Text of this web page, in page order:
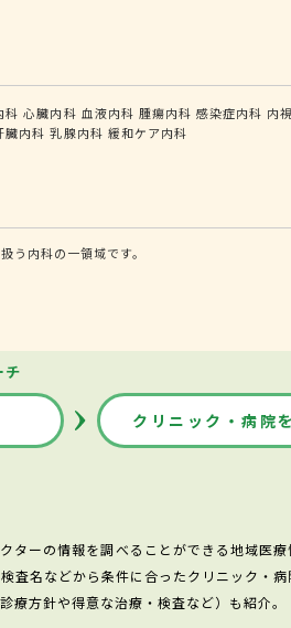
科 心臓内科 血液内科 腫瘍内科 感染症内科 内
臓内科 乳腺内科 緩和ケア内科
う内科の一領域です。
チ
クリニック・病院
ーの情報を調べることができる地域医療
名などから条件に合ったクリニック・病
方針や得意な治療・検査など）も紹介。